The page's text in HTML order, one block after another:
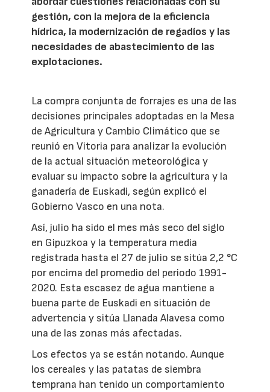
gestión, con la mejora de la eficiencia
hídrica, la modernización de regadíos y las
necesidades de abastecimiento de las
explotaciones.
La compra conjunta de forrajes es una de las
decisiones principales adoptadas en la Mesa
de Agricultura y Cambio Climático que se
reunió en Vitoria para analizar la evolución
de la actual situación meteorológica y
evaluar su impacto sobre la agricultura y la
ganadería de Euskadi, según explicó el
Gobierno Vasco en una nota.
Así, julio ha sido el mes más seco del siglo
en Gipuzkoa y la temperatura media
registrada hasta el 27 de julio se sitúa 2,2 °C
por encima del promedio del periodo 1991-
2020. Esta escasez de agua mantiene a
buena parte de Euskadi en situación de
advertencia y sitúa Llanada Alavesa como
una de las zonas más afectadas.
Los efectos ya se están notando. Aunque
los cereales y las patatas de siembra
temprana han tenido un comportamiento